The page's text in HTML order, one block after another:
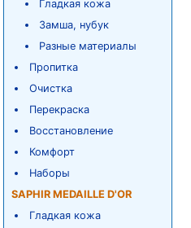
Гладкая кожа
Замша, нубук
Разные материалы
Пропитка
Очистка
Перекраска
Восстановление
Комфорт
Наборы
SAPHIR MEDAILLE D'OR
Гладкая кожа